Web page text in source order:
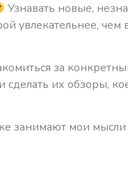
Узнавать новые,
увлекательнее, чем
за
их обзоры,
занимают мои мысли